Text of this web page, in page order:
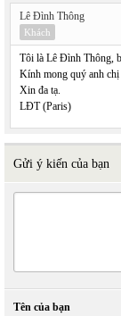
Lê Đình Thông
Khách
Tôi là Lê Đình Thông,
Kính mong quý anh chị
Xin đa tạ.
LĐT (Paris)
Gửi ý kiến của bạn
Tên của bạn